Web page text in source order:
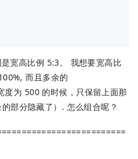
宽高比例 5:3。 我想要宽高比
而且多余的
为 500 的时候，只保留上面那
部分隐藏了）. 怎么组合呢？